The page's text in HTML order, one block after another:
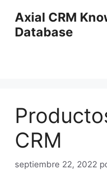
contenido
Axial CRM
Database
CRM
septiembre 22, 2022